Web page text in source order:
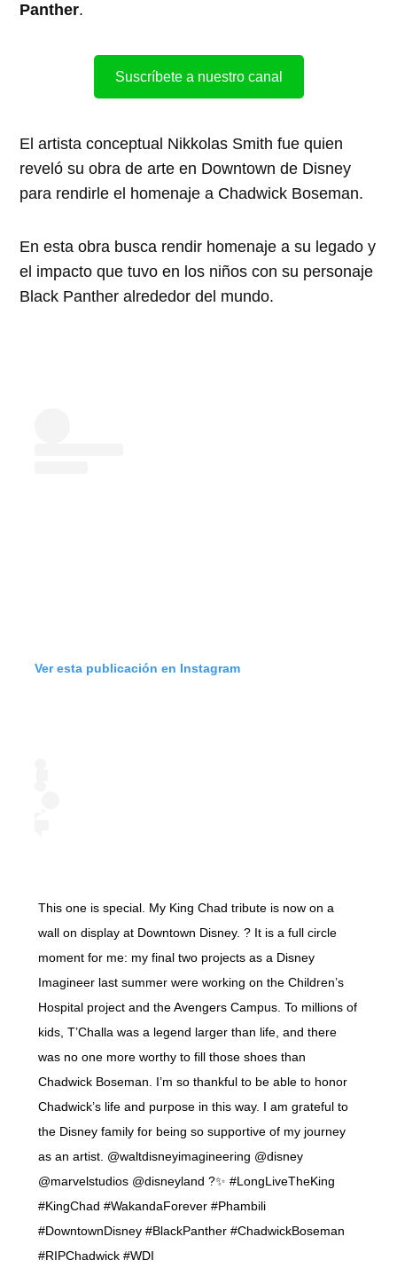
Panther.
Suscríbete a nuestro canal
El artista conceptual Nikkolas Smith fue quien
reveló su obra de arte en Downtown de Disney
para rendirle el homenaje a Chadwick Boseman.
En esta obra busca rendir homenaje a su legado y
el impacto que tuvo en los niños con su personaje
Black Panther alrededor del mundo.
Ver esta publicación en Instagram
This one is special. My King Chad tribute is now on a
wall on display at Downtown Disney. ? It is a full circle
moment for me: my final two projects as a Disney
Imagineer last summer were working on the Children’s
Hospital project and the Avengers Campus. To millions of
kids, T’Challa was a legend larger than life, and there
was no one more worthy to fill those shoes than
Chadwick Boseman. I’m so thankful to be able to honor
Chadwick’s life and purpose in this way. I am grateful to
the Disney family for being so supportive of my journey
as an artist. @waltdisneyimagineering @disney
@marvelstudios @disneyland ?✨ #LongLiveTheKing
#KingChad #WakandaForever #Phambili
#DowntownDisney #BlackPanther #ChadwickBoseman
#RIPChadwick #WDI